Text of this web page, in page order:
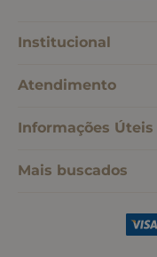
Institucional
Atendimento
Informações Úteis
Mais buscados